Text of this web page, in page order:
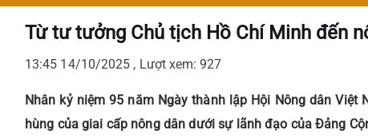
Từ tư tưởng Chủ tịch Hồ Chí Minh đến
13:45 14/10/2025 , Lượt xem: 927
Nhân kỷ niệm 95 năm Ngày thành lập Hội Nông dân
hùng của giai cấp nông dân dưới sự lãnh đạo của Đảng